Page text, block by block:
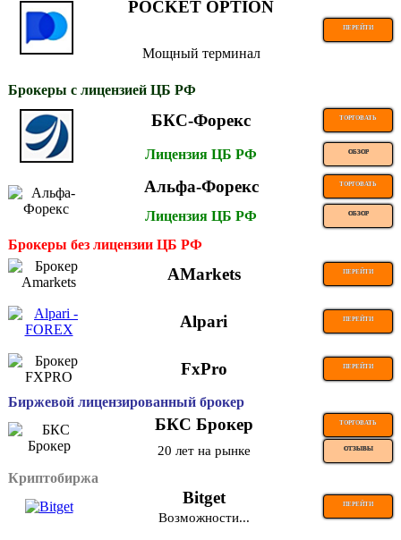
POCKET OPTION
ПЕРЕЙТИ
Мощный терминал
Брокеры с лицензией ЦБ РФ
БКС-Форекс ТОРГОВАТЬ
Лицензия ЦБ РФ ОБЗОР
Альфа-Форекс ТОРГОВАТЬ
Лицензия ЦБ РФ ОБЗОР
Брокеры без лицензии ЦБ РФ
AMarkets ПЕРЕЙТИ
Alpari ПЕРЕЙТИ
FxPro ПЕРЕЙТИ
Биржевой лицензированный брокер
БКС Брокер ТОРГОВАТЬ
20 лет на рынке ОТЗЫВЫ
Криптобиржа
Bitget ПЕРЕЙТИ
Возможности...